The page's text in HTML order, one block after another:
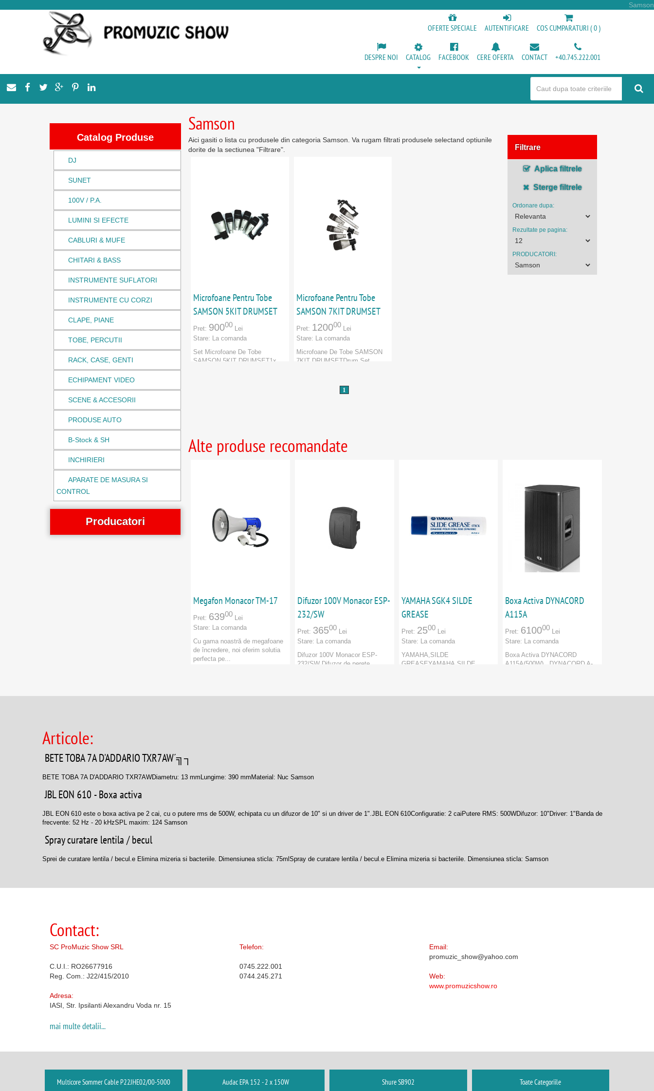
Samson
OFERTE SPECIALE AUTENTIFICARE COS CUMPARATURI ( 0 )
DESPRE NOI CATALOG FACEBOOK CERE OFERTA CONTACT +40.745.222.001
Catalog Produse
DJ
SUNET
100V / P.A.
LUMINI SI EFECTE
CABLURI & MUFE
CHITARI & BASS
INSTRUMENTE SUFLATORI
INSTRUMENTE CU CORZI
CLAPE, PIANE
TOBE, PERCUTII
RACK, CASE, GENTI
ECHIPAMENT VIDEO
SCENE & ACCESORII
PRODUSE AUTO
B-Stock & SH
INCHIRIERI
APARATE DE MASURA SI
CONTROL
Producatori
Alutruss
Antari
Athletic
Audac
Audio-Technica
Avid
Beamz
Vezi toate marcile
Samson
Aici gasiti o lista cu produsele din categoria Samson. Va rugam filtrati produsele selectand optiunile
dorite de la sectiunea "Filtrare".
Microfoane Pentru Tobe
SAMSON 5KIT DRUMSET
Pret: 90000 Lei
Stare: La comanda
Set Microfoane De Tobe
SAMSON 5KIT DRUMSET1x
Microfoane Pentru Tobe
SAMSON 7KIT DRUMSET
Pret: 120000Lei
Stare: La comanda
Microfoane De Tobe SAMSON
7KIT DRUMSETDrum Set
1
Filtrare
Aplica filtrele
Sterge filtrele
Ordonare dupa:
Rezultate pe pagina:
PRODUCATORI:
Alte produse recomandate
Megafon Monacor TM-17
Pret: 63900 Lei
Stare: La comanda
Cu gama noastră de megafoane
de încredere, noi oferim solutia
perfecta pe...
Difuzor 100V Monacor ESP-
232/SW
Pret: 36500Lei
Stare: La comanda
Difuzor 100V Monacor ESP-
232/SW Difuzor de perete
Categorie:Boxe 100V
YAMAHA SGK4 SILDE
GREASE
Pret: 2500Lei
Stare: La comanda
YAMAHA,SILDE
GREASEYAMAHA,SILDE
Boxa Activa DYNACORD
A115A
Pret: 610000 Lei
Stare: La comanda
Boxa Activa DYNACORD
A115A (500W) DYNACORD A-
Categorie:Boxe active 15 Inch
Articole:
BETE TOBA 7A D'ADDARIO TXR7AW´╗┐
BETE TOBA 7A D'ADDARIO TXR7AW Diametru: 13 mmLungime: 390 mmMaterial: Nuc Samson
JBL EON 610 - Boxa activa
JBL EON 610 este o boxa activa pe 2 cai, cu o putere rms de 500W, echipata cu un difuzor de 10" si un driver de 1".JBL EON 610Configuratie: 2 caiPutere RMS: 500WDifuzor: 10"Driver: 1"Banda de
frecvente: 52 Hz - 20 kHzSPL maxim: 124 Samson
Spray curatare lentila / becul
Sprei de curatare lentila / becul.e Elimina mizeria si bacteriile. Dimensiunea sticla: 75ml Spray de curatare lentila / becul.e Elimina mizeria si bacteriile. Dimensiunea sticla: Samson
Contact:
SC ProMuzic Show SRL
C.U.I.: RO26677916
Reg. Com.: J22/415/2010
Adresa:
IASI, Str. Ipsilanti Alexandru Voda nr. 15
Telefon:
0745.222.001
0744.245.271
Email:
promuzic_show@yahoo.com
Web:
www.promuzicshow.ro
mai multe detalii...
Multicore Sommer Cable P22JHE02/00-5000 Audac EPA 152 - 2 x 150W Shure SB902 Toate Categoriile